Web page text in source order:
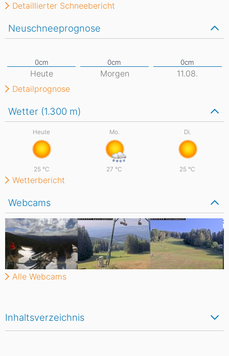
Inhaltsverzeichnis
Wetter (1.300 m)
Heute
25 °C
Mo.
27 °C
Di.
25 °C
Wetterbericht
Webcams
Alle Webcams
Detaillierter Schneebericht
Neuschneeprognose
Heute Morgen
11.08.
Detailprognose